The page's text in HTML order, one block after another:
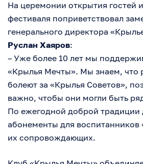
На церемонии открытия гостей
фестиваля поприветствовал
генерального директора
Руслан Хаяров:
– Уже более 10 лет мы
«Крылья Мечты». Мы знаем, что
болеют за «Крылья Советов»,
важно, чтобы они могли быть
По ежегодной доброй
абонементы для
их сопровождающих.